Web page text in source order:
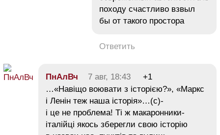
походу счастливо взвыл
бы от такого простора
Ответить
ПнАлВч 7 авг, 18:43
+1
…«Навіщо воювати з історією?», «Маркс
і Ленін теж наша історія»…(с)-
і це не проблема! Ті ж макаронники-
італійці якось зберегли свою історію